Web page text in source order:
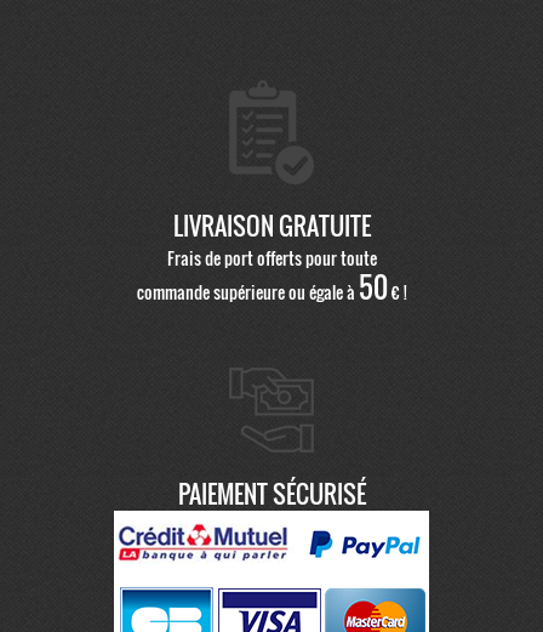
LIVRAISON GRATUITE
Frais de port offerts pour toute
commande supérieure ou égale à 50€ !
PAIEMENT SÉCURISÉ